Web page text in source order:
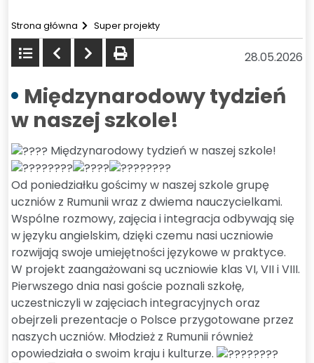
Strona główna Super projekty
Powrót
do
listy
Poprzedni
Następny
drukuj 28.05.2026
Międzynarodowy tydzień
w naszej szkole!
Międzynarodowy tydzień w naszej szkole!
Od poniedziałku gościmy w naszej szkole grupę
uczniów z Rumunii wraz z dwiema nauczycielkami.
Wspólne rozmowy, zajęcia i integracja odbywają się
w języku angielskim, dzięki czemu nasi uczniowie
rozwijają swoje umiejętności językowe w praktyce.
W projekt zaangażowani są uczniowie klas VI, VII i VIII.
Pierwszego dnia nasi goście poznali szkołę,
uczestniczyli w zajęciach integracyjnych oraz
obejrzeli prezentacje o Polsce przygotowane przez
naszych uczniów. Młodzież z Rumunii również
opowiedziała o swoim kraju i kulturze.